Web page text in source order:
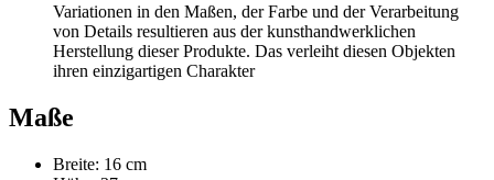
Variationen in den Maßen, der Farbe und der Verarbeitung
von Details resultieren aus der kunsthandwerklichen
Herstellung dieser Produkte. Das verleiht diesen Objekten
ihren einzigartigen Charakter
Maße
Breite: 16 cm